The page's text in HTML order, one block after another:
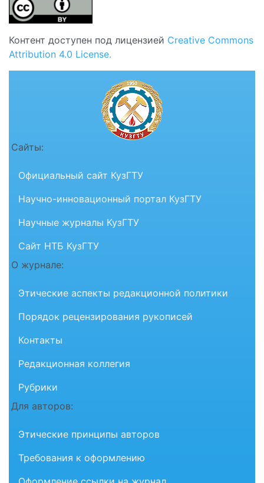
Контент доступен под лицензией Creative Commons
Attribution 4.0 License.
Сайты:
Официальный сайт КузГТУ
Научно-инновационный портал КузГТУ
Научные журналы КузГТУ
Сайт НТБ КузГТУ
О журнале:
Этические аспекты редакционной политики
Порядок рецензирования рукописей
Контакты
Редакционная коллегия
Рубрики
Для авторов:
Этические принципы авторов
Требования к оформлению